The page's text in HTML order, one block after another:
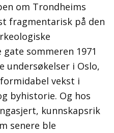
om Trondheims
fragmentarisk på den
sommeren 1971
undersøkelser i Oslo,
vekst i
byhistorie. Og hos
kunnskapsrik
senere ble